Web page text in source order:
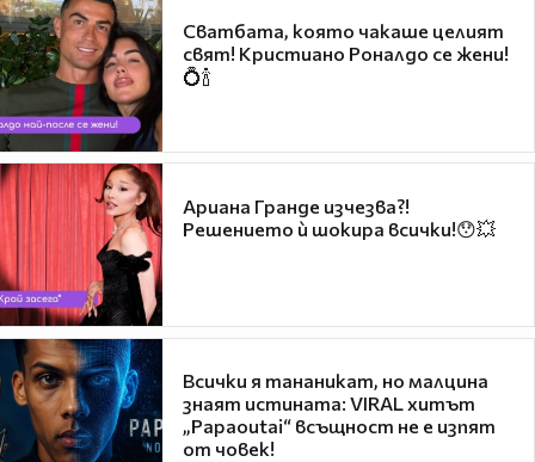
Сватбата, която чакаше целият
свят! Кристиано Роналдо се жени!
💍🍾
Ариана Гранде изчезва?!
Решението ѝ шокира всички!😯💥
Всички я тананикат, но малцина
знаят истината: VIRAL хитът
„Papaoutai“ всъщност не е изпят
от човек!